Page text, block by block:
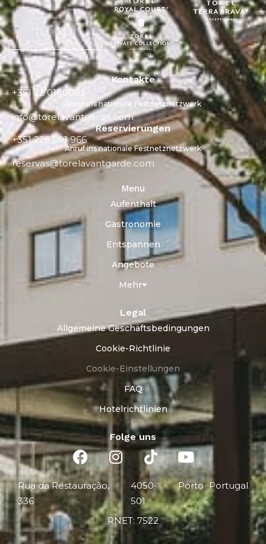
Kontakte
+351 22 011 0082
Anruf ins nationale Festnetznetzwerk
info@torelavantgarde.com
Reservierungen
+351 226 001 966
Anruf ins nationale Festnetznetzwerk
reservas@torelavantgarde.com
Menu
Aufenthalt
Gastronomie
Entspannen
Angebote
Mehr
Legal
Allgemeine Geschäftsbedingungen
Cookie-Richtlinie
Cookie-Einstellungen
FAQ
Hotelrichtlinien
Folge uns
Rua da Restauração,
336
4050-
501
Porto Portugal
RNET: 7522